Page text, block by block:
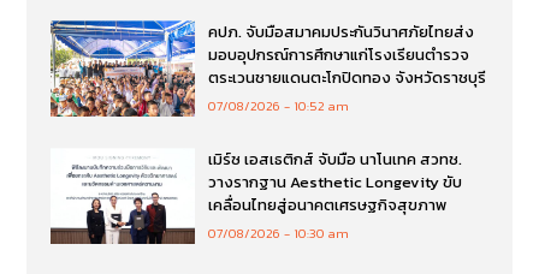
คปภ. จับมือสมาคมประกันวินาศภัยไทยส่ง
มอบอุปกรณ์การศึกษาแก่โรงเรียนตำรวจ
ตระเวนชายแดนตะโกปิดทอง จังหวัดราชบุรี
07/08/2026 10:52 am
เมิร์ซ เอสเธติกส์ จับมือ นาโนเทค สวทช.
วางรากฐาน Aesthetic Longevity ขับ
เคลื่อนไทยสู่อนาคตเศรษฐกิจสุขภาพ
07/08/2026 10:30 am